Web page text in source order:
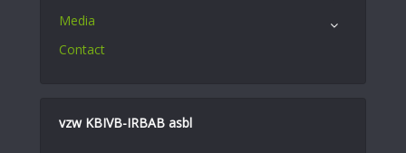
Media
Contact
vzw KBIVB-IRBAB asbl